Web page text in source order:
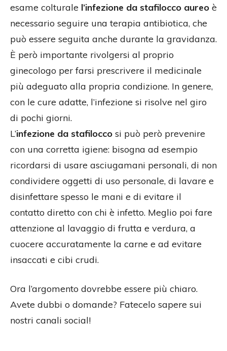
esame colturale l’infezione da stafilocco aureo è
necessario seguire una terapia antibiotica, che
può essere seguita anche durante la gravidanza.
È però importante rivolgersi al proprio
ginecologo per farsi prescrivere il medicinale
più adeguato alla propria condizione. In genere,
con le cure adatte, l’infezione si risolve nel giro
di pochi giorni.
L’infezione da stafilocco si può però prevenire
con una corretta igiene: bisogna ad esempio
ricordarsi di usare asciugamani personali, di non
condividere oggetti di uso personale, di lavare e
disinfettare spesso le mani e di evitare il
contatto diretto con chi è infetto. Meglio poi fare
attenzione al lavaggio di frutta e verdura, a
cuocere accuratamente la carne e ad evitare
insaccati e cibi crudi.
Ora l’argomento dovrebbe essere più chiaro.
Avete dubbi o domande? Fatecelo sapere sui
nostri canali social!